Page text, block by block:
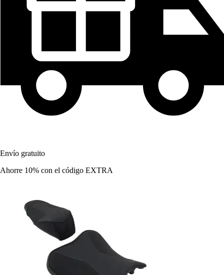
Envío gratuito
Ahorre 10% con el código EXTRA